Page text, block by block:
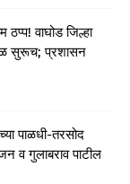
वाघोड जिल्हा
खेळ सुरूच; प्रशासन
पाळधी-तरसोद
व गुलाबराव पाटील